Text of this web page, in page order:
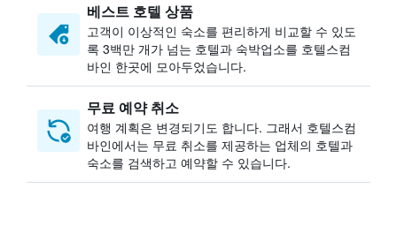
베스트 호텔 상품
고객이 이상적인 숙소를 편리하게 비교할 수 있도
록 3백만 개가 넘는 호텔과 숙박업소를 호텔스컴
바인 한곳에 모아두었습니다.
무료 예약 취소
여행 계획은 변경되기도 합니다. ​그래서 호텔스컴
바인에서는 무료 취소를 제공하는 업체의 호텔과
숙소를 검색하고 예약할 수 있습니다.